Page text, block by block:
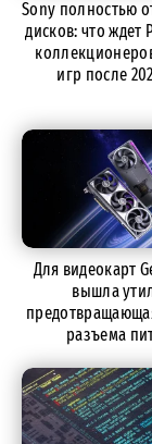
Sony полностью
дисков: что ждет
игр после
Для видеокарт
вышла
разъема